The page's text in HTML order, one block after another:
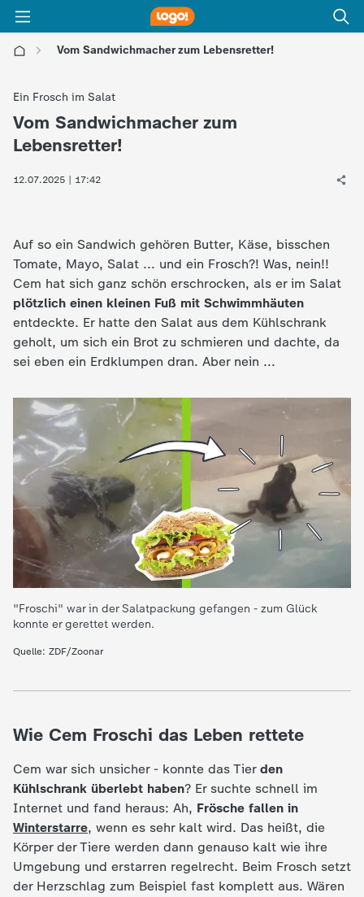
Vom Sandwichmacher zum Lebensretter!
o
d
e
K
n
d
e
h
Ein Frosch im Salat
:
Vom Sandwichmacher zum
Lebensretter!
12.07.2025 | 17:42
Auf so ein Sandwich gehören Butter, Käse, bisschen
Tomate, Mayo, Salat ... und ein Frosch?! Was, nein!!
Cem hat sich ganz schön erschrocken, als er im Salat
plötzlich einen kleinen Fuß mit Schwimmhäuten
entdeckte. Er hatte den Salat aus dem Kühlschrank
geholt, um sich ein Brot zu schmieren und dachte, da
sei eben ein Erdklumpen dran. Aber nein ...
"Froschi" war in der Salatpackung gefangen - zum Glück
konnte er gerettet werden.
Quelle: ZDF/Zoonar
Wie Cem Froschi das Leben rettete
Cem war sich unsicher - konnte das Tier den
Kühlschrank überlebt haben? Er suchte schnell im
Internet und fand heraus: Ah, Frösche fallen in
Winterstarre, wenn es sehr kalt wird. Das heißt, die
Körper der Tiere werden dann genauso kalt wie ihre
Umgebung und erstarren regelrecht. Beim Frosch setzt
der Herzschlag zum Beispiel fast komplett aus. Wären